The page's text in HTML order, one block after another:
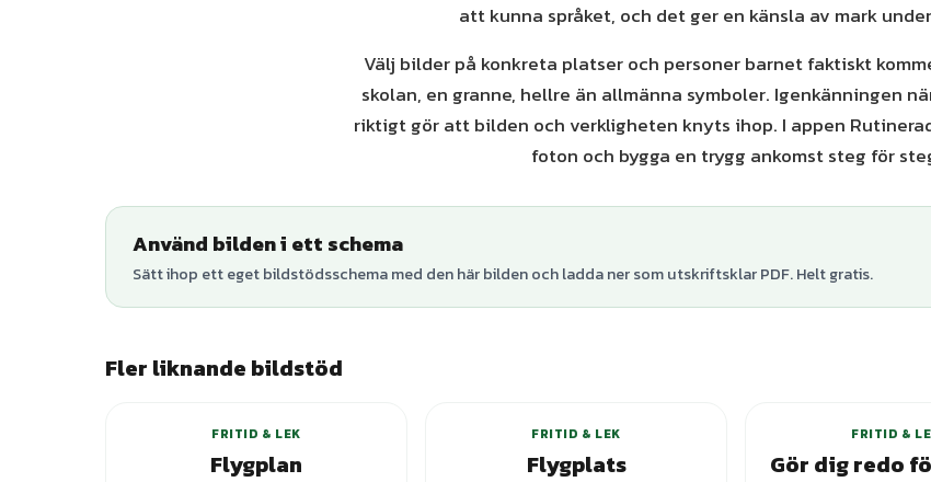
att kunna språket, och det ger en känsla av mark
Välj bilder på konkreta platser och personer barnet faktiskt
skolan, en granne, hellre än allmänna symboler. Igenkänningen
riktigt gör att bilden och verkligheten knyts ihop. I appen
foton och bygga en trygg ankomst steg för
Använd bilden i ett schema
Sätt ihop ett eget bildstödsschema med den här bilden och ladda ner som utskriftsklar PDF. Helt gratis.
Fler liknande bildstöd
FRITID & LEK
Flygplan
FRITID & LEK
Flygplats
FRITID &
Gör dig redo